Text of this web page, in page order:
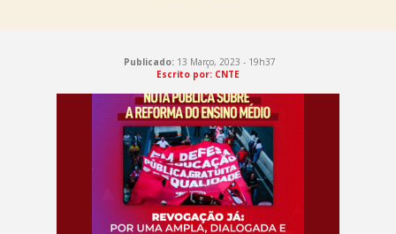
Publicado:13 Março, 2023 - 19h37
Escrito por: CNTE